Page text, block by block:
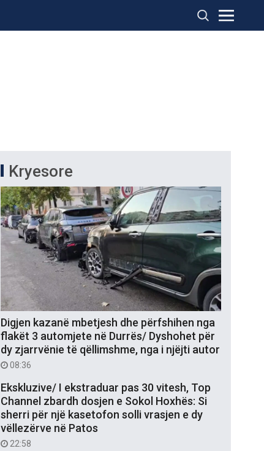
Kryesore
Digjen kazanë mbetjesh dhe përfshihen nga
flakët 3 automjete në Durrës/ Dyshohet për
dy zjarrvënie të qëllimshme, nga i njëjti autor
08:36
Ekskluzive/ I ekstraduar pas 30 vitesh, Top
Channel zbardh dosjen e Sokol Hoxhës: Si
sherri për një kasetofon solli vrasjen e dy
vëllezërve në Patos
22:58